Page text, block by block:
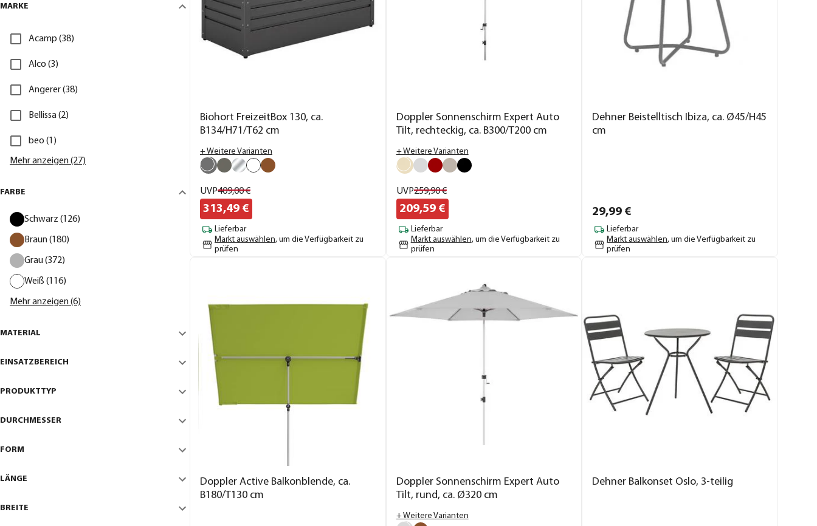
MARKE
Acamp (38)
Alco (3)
Angerer (38)
Bellissa (2)
beo (1)
Mehr anzeigen (27)
FARBE
Schwarz (126)
Braun (180)
Grau (372)
Weiß (116)
Mehr anzeigen (6)
MATERIAL
EINSATZBEREICH
PRODUKTTYP
DURCHMESSER
FORM
LÄNGE
BREITE
Biohort FreizeitBox 130, ca.
B134/H71/T62 cm
+ Weitere Varianten
UVP409,00€
313,49 €
Lieferbar
Markt auswählen, um die Verfügbarkeit zu
prüfen
Doppler Sonnenschirm Expert Auto
Tilt, rechteckig, ca. B300/T200 cm
+ Weitere Varianten
UVP259,90€
209,59€
Lieferbar
Markt auswählen, um die Verfügbarkeit zu
prüfen
Dehner Beistelltisch Ibiza, ca. Ø45/H45
cm
29,99 €
Lieferbar
Markt auswählen, um die Verfügbarkeit zu
prüfen
Doppler Active Balkonblende, ca.
B180/T130 cm
Doppler Sonnenschirm Expert Auto
Tilt, rund, ca. Ø320 cm
+ Weitere Varianten
Dehner Balkonset Oslo, 3-teilig